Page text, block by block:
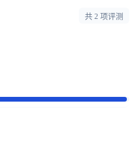
共 2 项评测